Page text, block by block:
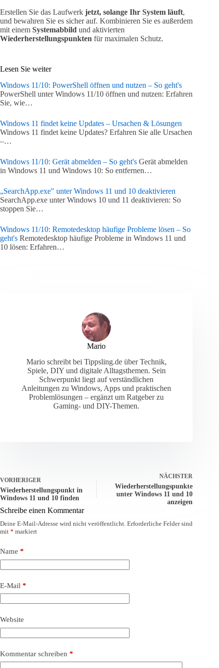
Erstellen Sie das Laufwerk jetzt, solange Ihr System läuft,
und bewahren Sie es sicher auf. Kombinieren Sie es außerdem
mit einem Systemabbild und aktivierten
Wiederherstellungspunkten für maximalen Schutz.
Lesen Sie weiter
Windows 11/10: PowerShell öffnen und nutzen – So geht's
PowerShell unter Windows 11/10 öffnen und nutzen: Erfahren
Sie, wie…
Windows 11 findet keine Updates – Ursachen & Lösungen
Windows 11 findet keine Updates? Erfahren Sie alle Ursachen
–…
Windows 11/10: Gerät abmelden – So geht's Gerät abmelden
in Windows 11 und Windows 10: So entfernen…
„SearchApp.exe" unter Windows 11 und 10 deaktivieren
SearchApp.exe unter Windows 10 und 11 deaktivieren: So
stoppen Sie…
Windows 11/10: Remotedesktop häufige Probleme lösen – So
geht's Remotedesktop häufige Probleme in Windows 11 und
10 lösen: Erfahren…
Mario
Mario schreibt bei Tippsling.de über Technik,
Spiele, DIY und digitale Alltagsthemen. Sein
Schwerpunkt liegt auf verständlichen
Anleitungen zu Windows, Apps und praktischen
Problemlösungen – ergänzt um Ratgeber zu
Gaming- und DIY-Themen.
VORHERIGER
Wiederherstellungspunkt in
Windows 11 und 10 finden
NÄCHSTER
Wiederherstellungspunkte
unter Windows 11 und 10
anzeigen
Schreibe einen Kommentar
Deine E-Mail-Adresse wird nicht veröffentlicht. Erforderliche Felder sind
mit * markiert
Name *
E-Mail *
Website
Kommentar schreiben *